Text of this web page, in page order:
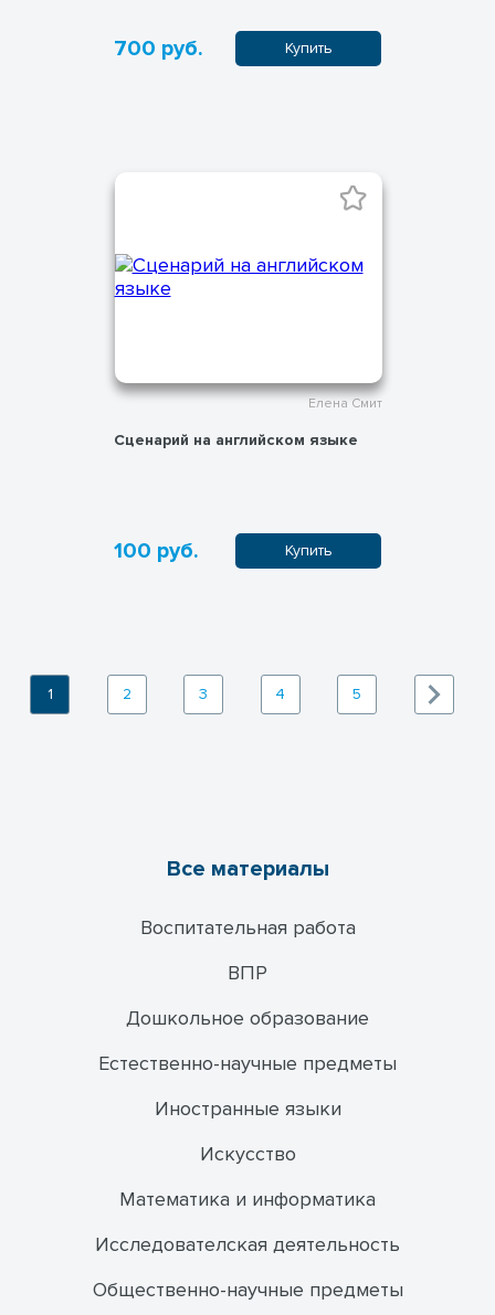
700 руб. Купить
Елена Смит
Сценарий на английском языке
100 руб. Купить
1 2 3 4 5
Все материалы
Воспитательная работа
ВПР
Дошкольное образование
Естественно-научные предметы
Иностранные языки
Искусство
Математика и информатика
Исследователская деятельность
Общественно-научные предметы